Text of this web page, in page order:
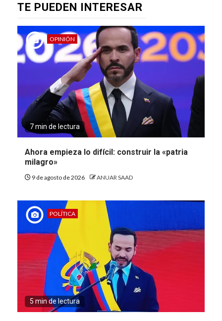
TE PUEDEN INTERESAR
OPINIÓN
7 min de lectura
Ahora empieza lo difícil: construir la «patria
milagro»
9 de agosto de 2026 ANUAR SAAD
POLÍTICA
5 min de lectura